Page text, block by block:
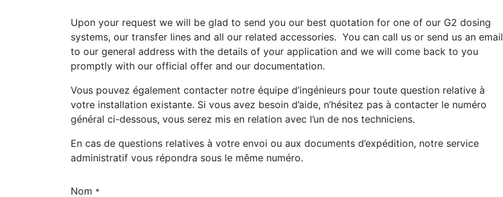
Upon your request we will be glad to send you our best quotation for one of our G2 dosing
systems, our transfer lines and all our related accessories. You can call us or send us an email
to our general address with the details of your application and we will come back to you
promptly with our official offer and our documentation.
Vous pouvez également contacter notre équipe d’ingénieurs pour toute question relative à
votre installation existante. Si vous avez besoin d’aide, n’hésitez pas à contacter le numéro
général ci-dessous, vous serez mis en relation avec l’un de nos techniciens.
En cas de questions relatives à votre envoi ou aux documents d’expédition, notre service
administratif vous répondra sous le même numéro.
Nom *